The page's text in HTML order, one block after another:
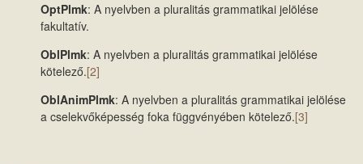
OptPlmk: A nyelvben a pluralitás grammatikai jelölése
fakultatív.
OblPlmk: A nyelvben a pluralitás grammatikai jelölése
kötelező.[2]
OblAnimPlmk: A nyelvben a pluralitás grammatikai jelölése
a cselekvőképesség foka függvényében kötelező.[3]